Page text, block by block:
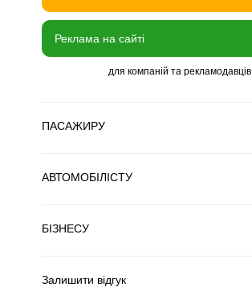
Реклама на сайті
для компаній та рекламодавців
ПАСАЖИРУ
АВТОМОБІЛІСТУ
БІЗНЕСУ
Залишити відгук